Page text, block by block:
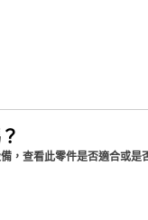
，查看此零件是否適合或是